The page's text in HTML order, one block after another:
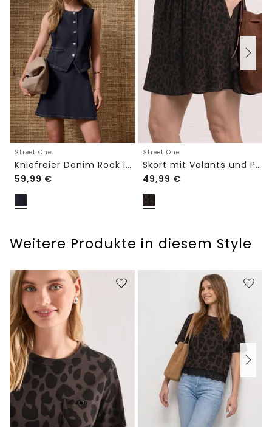
Street One
Kniefreier Denim Rock in Wickeloptik
59,99 €
Street One
Skort mit Volants und Print
49,99 €
Weitere Produkte in diesem Style